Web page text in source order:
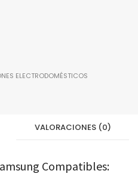
ELECTRODOMÉSTICOS
VALORACIONES (0)
Compatibles: